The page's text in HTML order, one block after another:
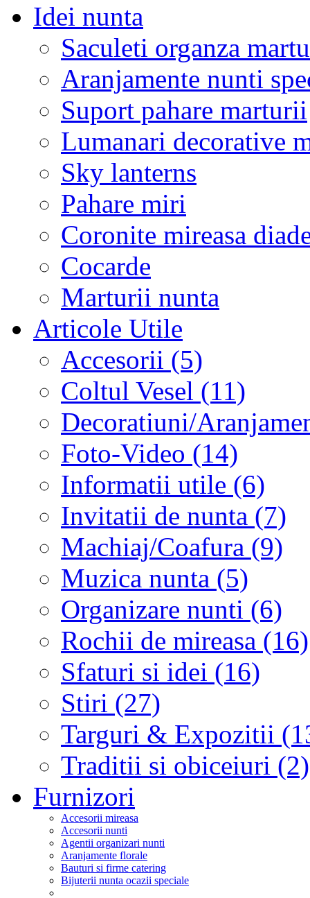
Idei nunta
Saculeti organza
Aranjamente nunti
Suport pahare marturii
Lumanari decorative
Sky lanterns
Pahare miri
Coronite mireasa
Cocarde
Marturii nunta
Articole Utile
Accesorii (5)
Coltul Vesel (11)
Decoratiuni/
Foto-Video (14)
Informatii utile (6)
Invitatii de nunta (7)
Machiaj/Coafura (9)
Muzica nunta (5)
Organizare nunti (6)
Rochii de mireasa (16)
Sfaturi si idei (16)
Stiri (27)
Targuri & Expozitii
Traditii si obiceiuri (2)
Furnizori
Accesorii mireasa
Accesorii nunti
Agentii organizari nunti
Aranjamente florale
Bauturi si firme catering
Bijuterii nunta ocazii speciale